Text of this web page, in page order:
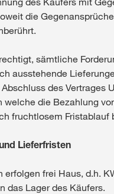
die
sämtliche
ausstehende
des Vertrages
welche die Bezahlung
fruchtlosem
Lieferfristen
erfolgen frei Haus, d.h.
das Lager des Käufers.